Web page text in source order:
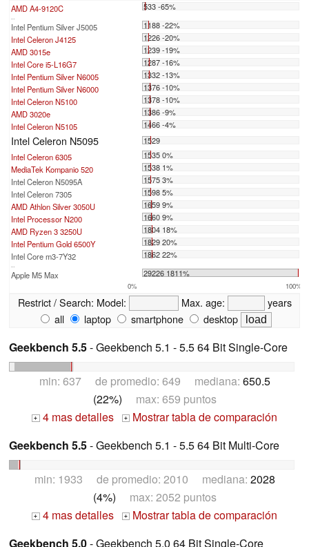
AMD A4-9120C 533 -65%
...
Intel Pentium Silver J5005
1188 -22%
Intel Celeron J4125
1226 -20%
AMD 3015e
1239 -19%
Intel Core i5-L16G7
1287 -16%
Intel Pentium Silver N6005
1332 -13%
Intel Pentium Silver N6000
1376 -10%
Intel Celeron N5100
1378 -10%
AMD 3020e
1386 -9%
Intel Celeron N5105
1466 -4%
Intel Celeron N5095
1529
Intel Celeron 6305
1535 0%
MediaTek Kompanio 520
1538 1%
Intel Celeron N5095A
1575 3%
Intel Celeron 7305
1598 5%
AMD Athlon Silver 3050U
1659 9%
Intel Processor N200
1660 9%
AMD Ryzen 3 3250U
1804 18%
Intel Pentium Gold 6500Y
1829 20%
Intel Core m3-7Y32
1862 22%
...
Apple M5 Max 29226 1811%
0% 100%
Restrict / Search: Model: Max. age:
years
all
laptop smartphone desktop
Geekbench 5.5- Geekbench 5.1 - 5.5 64 Bit Single-Core
min: 637 de promedio: 649 mediana: 650.5
(22%) max: 659 puntos
+ 4 mas detalles +
Mostrar tabla de comparación
Geekbench 5.5- Geekbench 5.1 - 5.5 64 Bit Multi-Core
min: 1933 de promedio: 2010 mediana: 2028
(4%) max: 2052 puntos
+ 4 mas detalles +
Mostrar tabla de comparación
Geekbench 5.0- Geekbench 5.0 64 Bit Single-Core